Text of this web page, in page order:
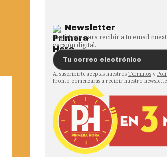
Newsletter
Regístrate para recibir a tu email
versión digital.
Al suscribirte aceptas nuestros Términos y
Pronto comenzarás a recibir nuestro